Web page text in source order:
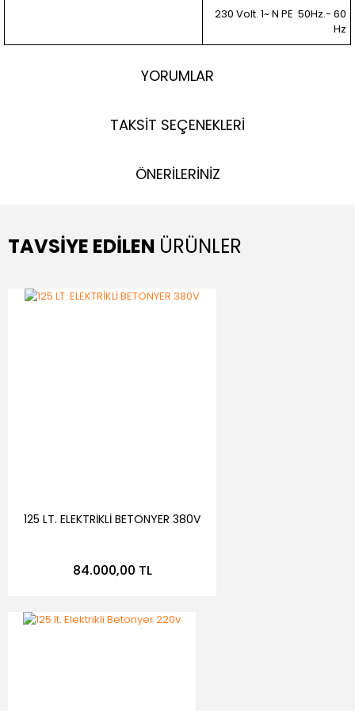
230 Volt. 1~ N PE 50Hz.- 60
Hz
YORUMLAR
TAKSİT SEÇENEKLERİ
ÖNERİLERİNİZ
TAVSİYE EDİLEN ÜRÜNLER
125 LT. ELEKTRİKLİ BETONYER 380V
84.000,00 TL